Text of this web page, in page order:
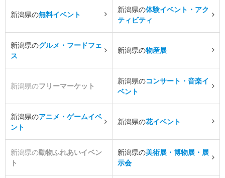
新潟県の無料イベント
新潟県の体験イベント・アク
ティビティ
新潟県のグルメ・フードフェ
ス
新潟県の物産展
新潟県のフリーマーケット
新潟県のコンサート・音楽イ
ベント
新潟県のアニメ・ゲームイベ
ント
新潟県の花イベント
新潟県の動物ふれあいイベン
ト
新潟県の美術展・博物展・展
示会